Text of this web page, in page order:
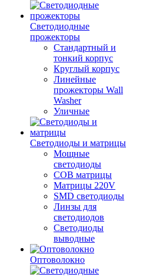
Светодиодные
прожекторы
Стандартный и
тонкий корпус
Круглый корпус
Линейные
прожекторы Wall
Washer
Уличные
Светодиоды и матрицы
Мощные
светодиоды
COB матрицы
Матрицы 220V
SMD светодиоды
Линзы для
светодиодов
Светодиоды
выводные
Оптоволокно